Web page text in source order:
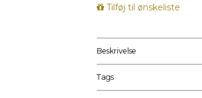
Tilføj til ønskeliste
Beskrivelse
Tags